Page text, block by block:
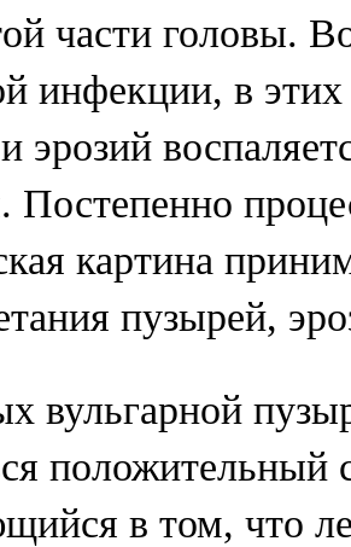
части головы.
инфекции, в
эрозий
картина
пузырей,
вульгарной
положительный
в том, что